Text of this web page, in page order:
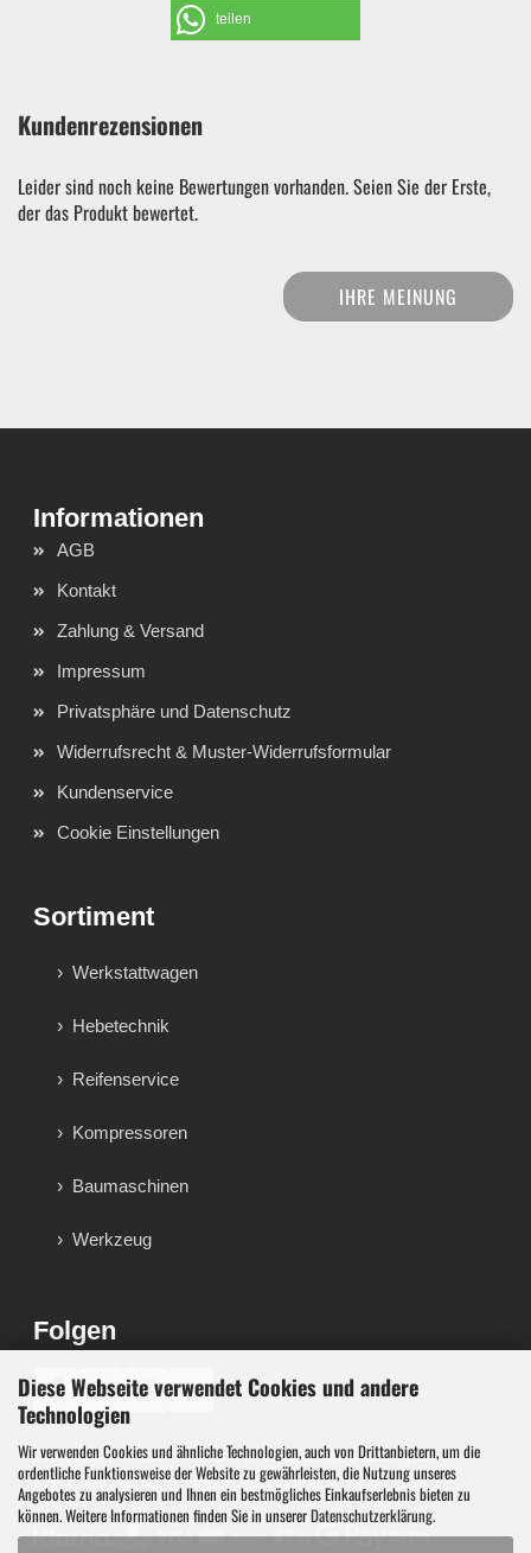
Diese Webseite verwendet Cookies und andere
Technologien
Wir verwenden Cookies und ähnliche Technologien, auch von Drittanbietern, um die
ordentliche Funktionsweise der Website zu gewährleisten, die Nutzung unseres
Angebotes zu analysieren und Ihnen ein bestmögliches Einkaufserlebnis bieten zu
können. Weitere Informationen finden Sie in unsererDatenschutzerklärung.
teilen
Kundenrezensionen
Leider sind noch keine Bewertungen vorhanden. Seien Sie der Erste,
der das Produkt bewertet.
IHRE MEINUNG
AGB
Kontakt
Zahlung & Versand
Impressum
Privatsphäre und Datenschutz
Widerrufsrecht & Muster-Widerrufsformular
Kundenservice
Cookie Einstellungen
Sortiment
Werkstattwagen
Hebetechnik
Reifenservice
Kompressoren
Baumaschinen
Werkzeug
Folgen
♪
Werkzeug, Maschinen und Werkstattausstattung für
Werkstatt, Garage, Handwerk und technische Betriebe.